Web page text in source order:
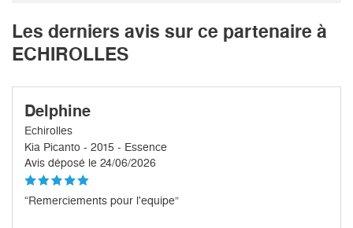
Les derniers avis sur ce partenaire à
ECHIROLLES
Delphine
Echirolles
Kia Picanto - 2015 - Essence
Avis déposé le 24/06/2026
“Remerciements pour l'equipe”